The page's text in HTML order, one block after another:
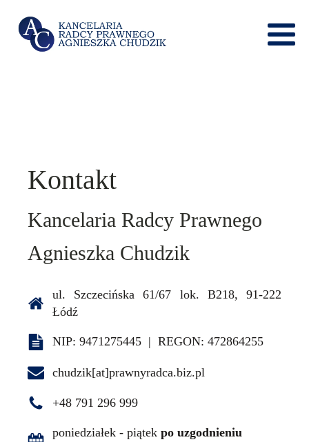
Kontakt
Kancelaria Radcy Prawnego
Agnieszka Chudzik
ul. Szczecińska 61/67 lok. B218, 91-222
Łódź
NIP: 9471275445 | REGON: 472864255
chudzik[at]prawnyradca.biz.pl
+48 791 296 999
poniedziałek - piątek po uzgodnieniu